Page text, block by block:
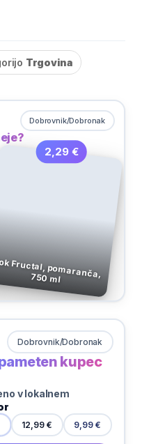
Trgovina
Dobrovnik/Dobronak
2,29 €
Fructal, pomaranča,
750 ml
Dobrovnik/Dobronak
kupec
v lokalnem
12,99 € 9,99 €